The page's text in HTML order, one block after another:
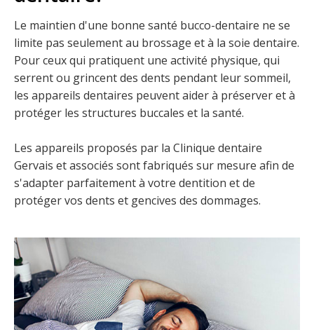
Le maintien d'une bonne santé bucco-dentaire ne se
limite pas seulement au brossage et à la soie dentaire.
Pour ceux qui pratiquent une activité physique, qui
serrent ou grincent des dents pendant leur sommeil,
les appareils dentaires peuvent aider à préserver et à
protéger les structures buccales et la santé.
Les appareils proposés par la Clinique dentaire
Gervais et associés sont fabriqués sur mesure afin de
s'adapter parfaitement à votre dentition et de
protéger vos dents et gencives des dommages.